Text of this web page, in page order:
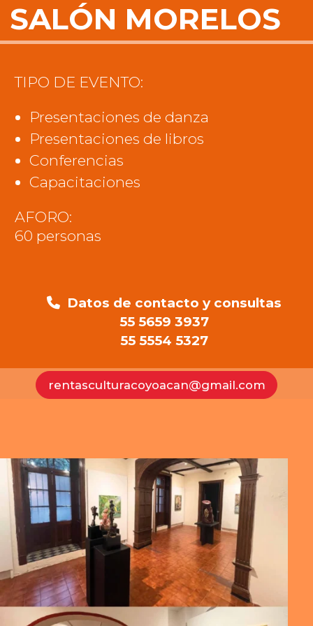
SALÓN MORELOS
TIPO DE EVENTO:
Presentaciones de danza
Presentaciones de libros
Conferencias
Capacitaciones
AFORO:
60 personas
Datos de contacto y consultas
55 5659 3937
55 5554 5327
rentasculturacoyoacan@gmail.com